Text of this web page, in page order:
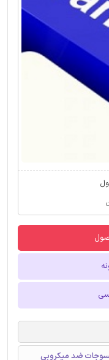
منسوجات ضد میکروبی